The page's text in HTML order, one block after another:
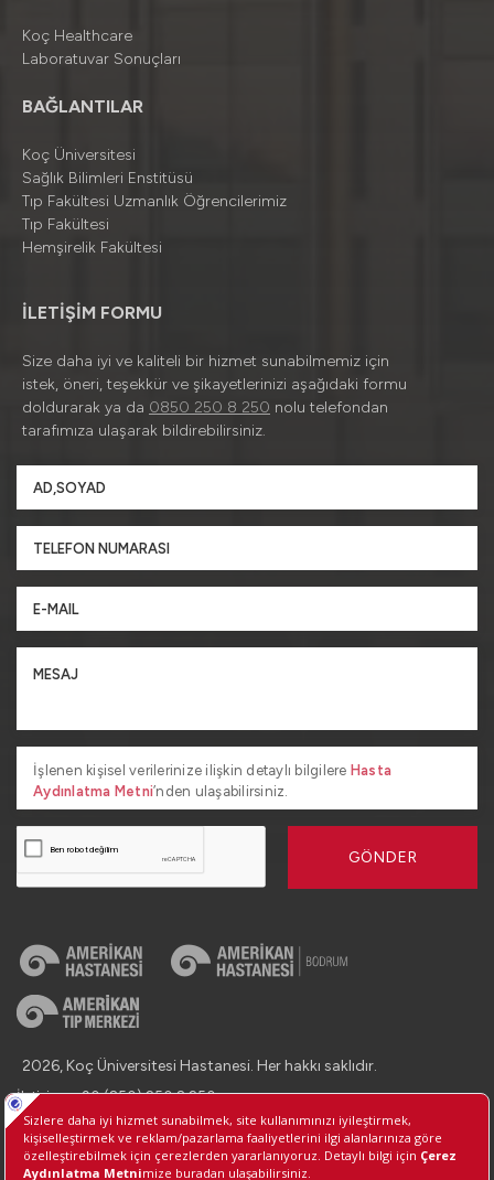
Koç Healthcare
Laboratuvar Sonuçları
BAĞLANTILAR
Koç Üniversitesi
Sağlık Bilimleri Enstitüsü
Tıp Fakültesi Uzmanlık Öğrencilerimiz
Tıp Fakültesi
Hemşirelik Fakültesi
İLETİŞİM FORMU
Size daha iyi ve kaliteli bir hizmet sunabilmemiz için
istek, öneri, teşekkür ve şikayetlerinizi aşağıdaki formu
doldurarak ya da 0850 250 8 250 nolu telefondan
tarafımıza ulaşarak bildirebilirsiniz.
İşlenen kişisel verilerinize ilişkin detaylı bilgilere Hasta
Aydınlatma Metni’nden ulaşabilirsiniz.
GÖNDER
2026, Koç Üniversitesi Hastanesi. Her hakkı saklıdır.
İletişim : +90 (850) 250 8 250
Kişisel Verilerin Korunması
Bilgi Toplumu Hizmetleri
Çerez Tercihlerini Yönetin